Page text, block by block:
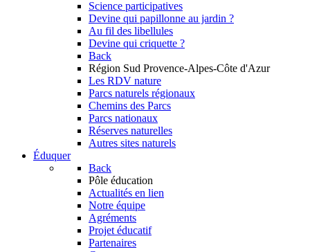
Science participatives
Devine qui papillonne au jardin ?
Au fil des libellules
Devine qui criquette ?
Back
Région Sud Provence-Alpes-Côte d'Azur
Les RDV nature
Parcs naturels régionaux
Chemins des Parcs
Parcs nationaux
Réserves naturelles
Autres sites naturels
Éduquer
Back
Pôle éducation
Actualités en lien
Notre équipe
Agréments
Projet éducatif
Partenaires